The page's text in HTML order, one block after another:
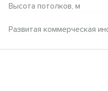
Высота потолков, м
Развитая коммерческая